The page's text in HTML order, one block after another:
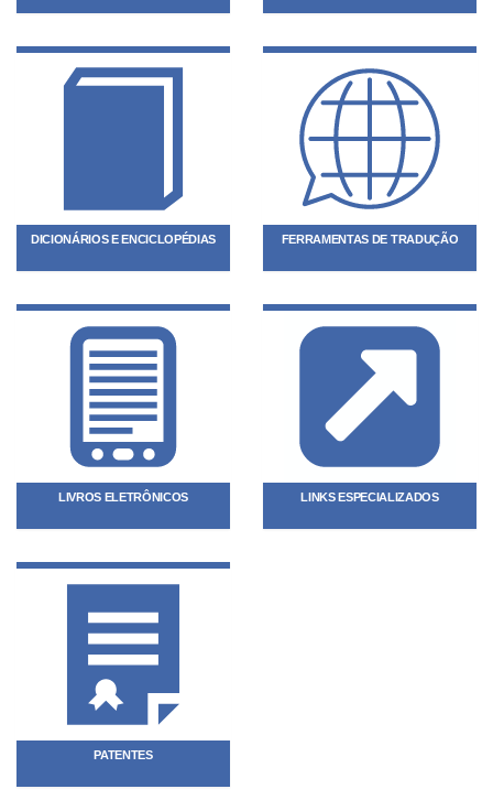
DICIONÁRIOS E ENCICLOPÉDIAS FERRAMENTAS DE TRADUÇÃO
LIVROS ELETRÔNICOS LINKS ESPECIALIZADOS
PATENTES